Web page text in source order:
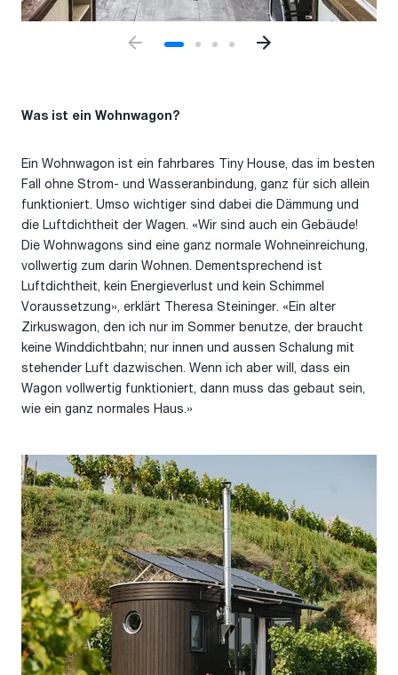
Was ist ein Wohnwagon?
Ein Wohnwagon ist ein fahrbares Tiny House, das im besten
Fall ohne Strom- und Wasseranbindung, ganz für sich allein
funktioniert. Umso wichtiger sind dabei die Dämmung und
die Luftdichtheit der Wagen. «Wir sind auch ein Gebäude!
Die Wohnwagons sind eine ganz normale Wohneinreichung,
vollwertig zum darin Wohnen. Dementsprechend ist
Luftdichtheit, kein Energieverlust und kein Schimmel
Voraussetzung», erklärt Theresa Steininger. «Ein alter
Zirkuswagon, den ich nur im Sommer benutze, der braucht
keine Winddichtbahn; nur innen und aussen Schalung mit
stehender Luft dazwischen. Wenn ich aber will, dass ein
Wagon vollwertig funktioniert, dann muss das gebaut sein,
wie ein ganz normales Haus.»